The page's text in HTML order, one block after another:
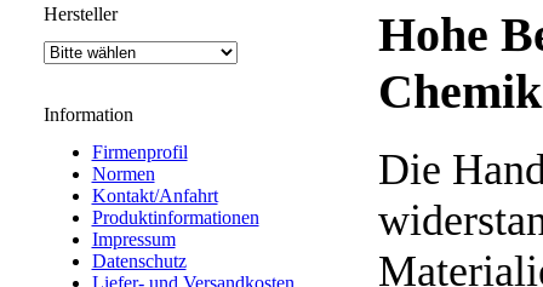
Hersteller
Information
Firmenprofil
Normen
Kontakt/Anfahrt
Produktinformationen
Impressum
Datenschutz
Liefer- und Versandkosten
Hohe
Die